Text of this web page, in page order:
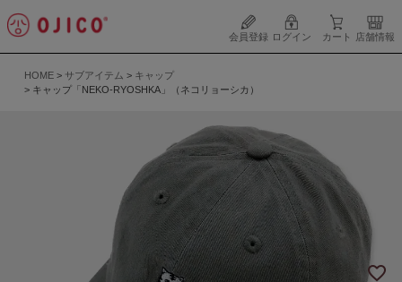
会員登録 ログイン カート 店舗情報
HOME サブアイテム
キャップ
キャップ「NEKO-RYOSHKA」（ネコリョーシカ）